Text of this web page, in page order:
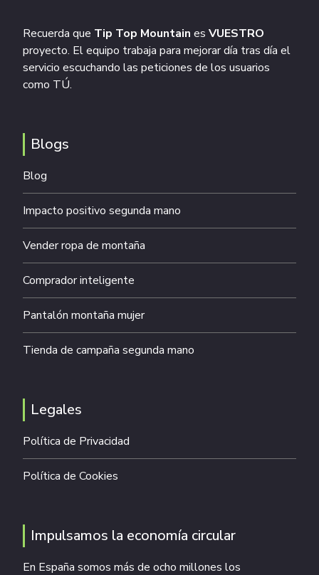
Recuerda que Tip Top Mountain es VUESTRO
proyecto. El equipo trabaja para mejorar día tras día el
servicio escuchando las peticiones de los usuarios
como TÚ.
Blogs
Blog
Impacto positivo segunda mano
Vender ropa de montaña
Comprador inteligente
Pantalón montaña mujer
Tienda de campaña segunda mano
Legales
Política de Privacidad
Política de Cookies
Impulsamos la economía circular
En España somos más de ocho millones los